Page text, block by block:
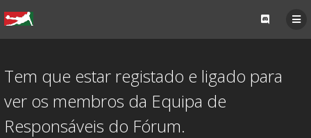
Tem que estar registado e ligado para
ver os membros da Equipa de
Responsáveis do Fórum.